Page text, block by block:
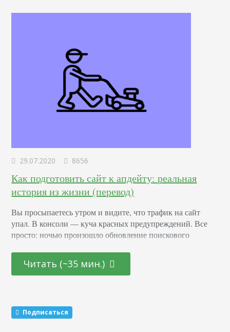
29.07.2020 8656
Как подготовить сайт к апдейту: реальная
история из жизни (перевод)
Вы просыпаетесь утром и видите, что трафик на сайт
упал. В консоли — куча красных предупреждений. Все
просто: ночью произошло обновление поискового
сожалению, если такое происходит, вы не сможете быстро
все поправить и вернуть, как было. Лучшее, что можно
Читать (~35 мин.)
Подписаться